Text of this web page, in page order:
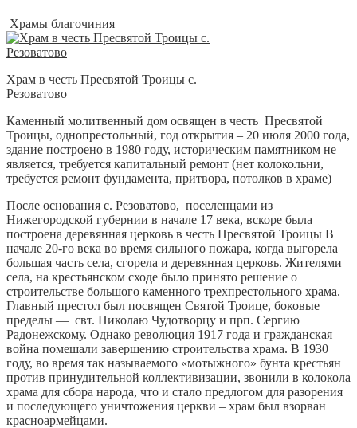
Храмы благочиния
Храм в честь Пресвятой Троицы с.
Резоватово
Каменный молитвенный дом освящен в честь Пресвятой
Троицы, однопрестольный, год открытия – 20 июля 2000 года,
здание построено в 1980 году, историческим памятником не
является, требуется капитальный ремонт (нет колокольни,
требуется ремонт фундамента, притвора, потолков в храме)
После основания с. Резоватово, поселенцами из
Нижегородской губернии в начале 17 века, вскоре была
построена деревянная церковь в честь Пресвятой Троицы В
начале 20-го века во время сильного пожара, когда выгорела
большая часть села, сгорела и деревянная церковь. Жителями
села, на крестьянском сходе было принято решение о
строительстве большого каменного трехпрестольного храма.
Главный престол был посвящен Святой Троице, боковые
пределы — свт. Николаю Чудотворцу и прп. Сергию
Радонежскому. Однако революция 1917 года и гражданская
война помешали завершению строительства храма. В 1930
году, во время так называемого «мотыжного» бунта крестьян
против принудительной коллективизации, звонили в колокола
храма для сбора народа, что и стало предлогом для разорения
и последующего уничтожения церкви – храм был взорван
красноармейцами.